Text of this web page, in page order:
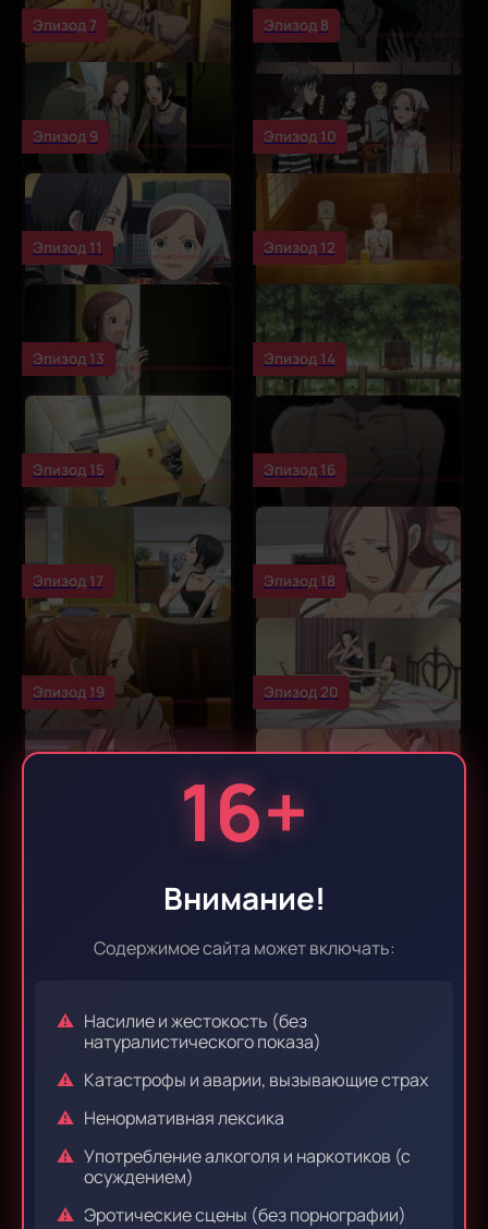
16+
Внимание!
Содержимое сайта может включать:
Насилие и жестокость (без
натуралистического показа)
Катастрофы и аварии, вызывающие страх
Ненормативная лексика
Употребление алкоголя и наркотиков (с
осуждением)
Эротические сцены (без порнографии)
Эпизод 7 Эпизод 8
Эпизод 9 Эпизод 10
Эпизод 11 Эпизод 12
Эпизод 13 Эпизод 14
Эпизод 15 Эпизод 16
Эпизод 17 Эпизод 18
Эпизод 19 Эпизод 20
Эпизод 24
Эпизод 25 Эпизод 26